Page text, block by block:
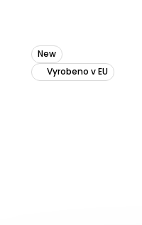
New
Vyrobeno v EU